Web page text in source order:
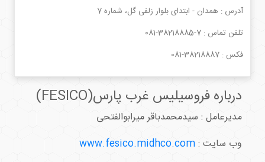
آدرس : همدان - ابتدای بلوار زلفی گل، شماره 7
تلفن تماس : 081-38218885-7
فکس : 081-38218887
درباره فروسیلیس غرب پارس(FESICO)
مدیرعامل : سیدمحمدباقر میرابوالفتحی
وب سایت :www.fesico.midhco.com